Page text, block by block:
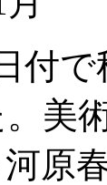
付
美
原